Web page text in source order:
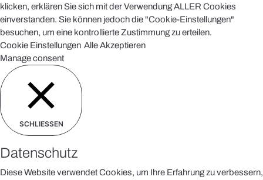
klicken, erklären Sie sich mit der Verwendung ALLER Cookies
einverstanden. Sie können jedoch die "Cookie-Einstellungen"
besuchen, um eine kontrollierte Zustimmung zu erteilen.
Cookie Einstellungen Alle Akzeptieren
Manage consent
SCHLIESSEN
Datenschutz
Diese Website verwendet Cookies, um Ihre Erfahrung zu verbessern,